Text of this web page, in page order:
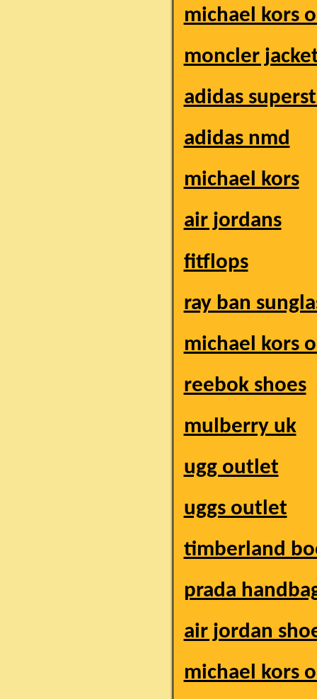
michael kors
moncler
adidas
adidas nmd
michael kors
air jordans
fitflops
ray ban
michael kors
reebok shoes
mulberry uk
ugg outlet
uggs outlet
timberland
prada
air jordan
michael kors